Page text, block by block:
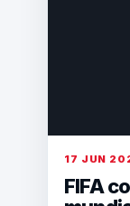
17 JUN
FIFA